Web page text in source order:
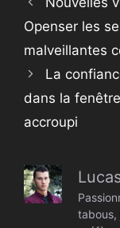
Openser les
malveillantes
La
dans la
accroupi
tabous,